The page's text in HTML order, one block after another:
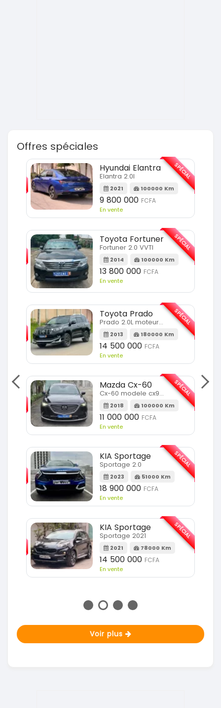
Offres spéciales
SPÉCIAL
Hyundai Elantra
Elantra 2.0l
2021 100000 Km
9 800 000 FCFA
En vente
SPÉCIAL
Toyota Fortuner
Fortuner 2.0 VVTI
2014 100000 Km
13 800 000 FCFA
En vente
SPÉCIAL
Toyota Prado
Prado 2.0L moteur d4d
2013 180000 Km
14 500 000 FCFA
En vente
SPÉCIAL
Mazda Cx-60
Cx-60 modele cx9 full option
2018 100000 Km
11 000 000 FCFA
En vente
SPÉCIAL
KIA Sportage
Sportage 2.0
2023 51000 Km
18 900 000 FCFA
En vente
SPÉCIAL
KIA Sportage
Sportage 2021
2021 78000 Km
14 500 000 FCFA
En vente
SPÉCIAL
Voir plus